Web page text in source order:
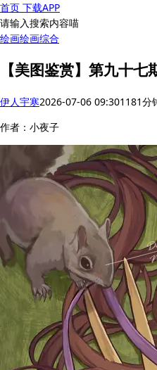
首页 下载APP
请输入搜索内容喵
绘画绘画综合
【美图鉴赏】第九十七
伊人宇寒2026-07-06 09:301181分
作者：小夜子